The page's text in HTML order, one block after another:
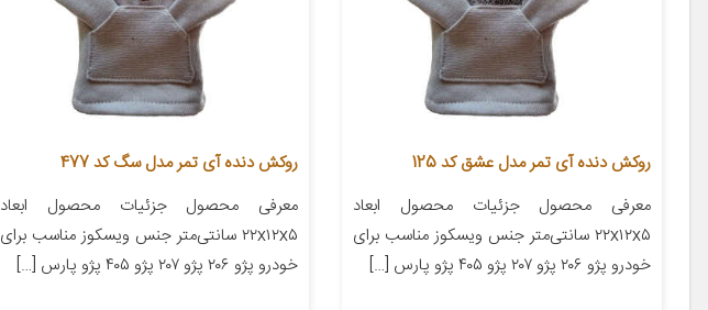
روکش دنده آی تمر مدل عشق کد 125
معرفی محصول جزئیات محصول ابعاد
۲۲x۱۲x۵ سانتی‌متر جنس ویسکوز مناسب برای
خودرو پژو ۲۰۶ پژو ۲۰۷ پژو ۴۰۵ پژو پارس […]
روکش دنده آی تمر مدل سگ کد 477
معرفی محصول جزئیات محصول ابعاد
۲۲x۱۲x۵ سانتی‌متر جنس ویسکوز مناسب برای
خودرو پژو ۲۰۶ پژو ۲۰۷ پژو ۴۰۵ پژو پارس […]